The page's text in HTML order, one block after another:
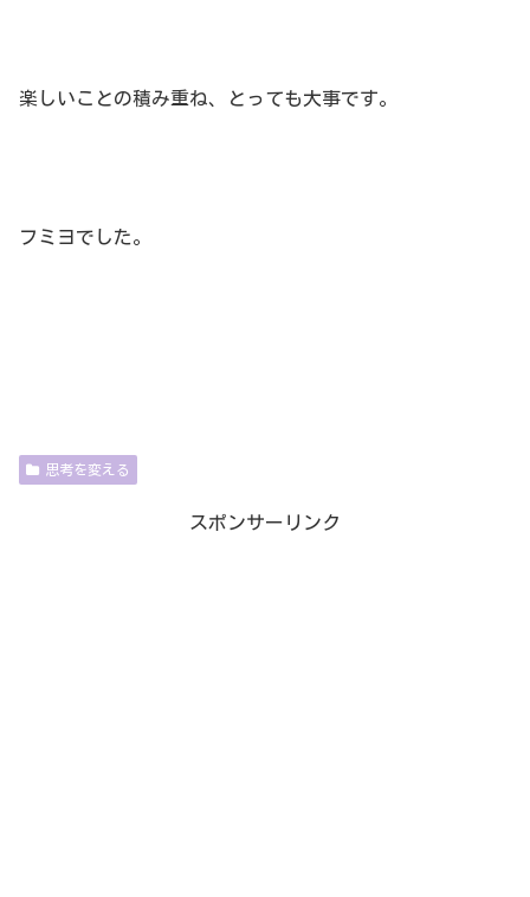
楽しいことの積み重ね、とっても大事です。
フミヨでした。
思考を変える
スポンサーリンク